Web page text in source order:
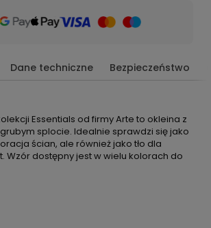
Dane techniczne Bezpieczeństwo
Essentials od firmy Arte to okleina z
splocie. Idealnie sprawdzi się jako
ścian, ale również jako tło dla
Wzór dostępny jest w wielu kolorach do